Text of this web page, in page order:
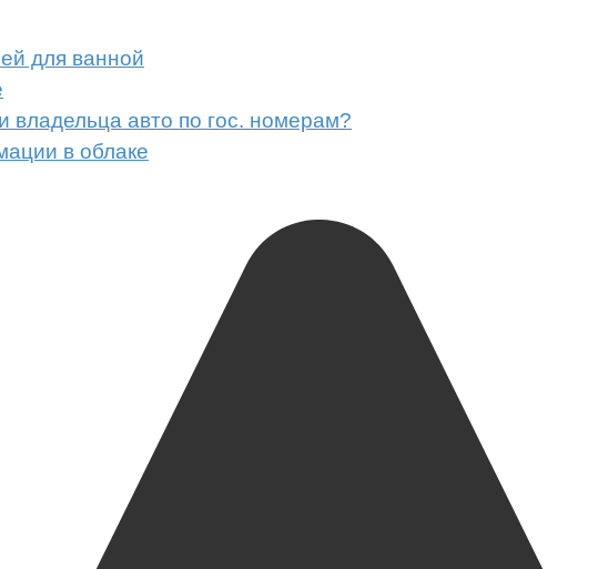
для ванной
владельца авто по гос. номерам?
в облаке